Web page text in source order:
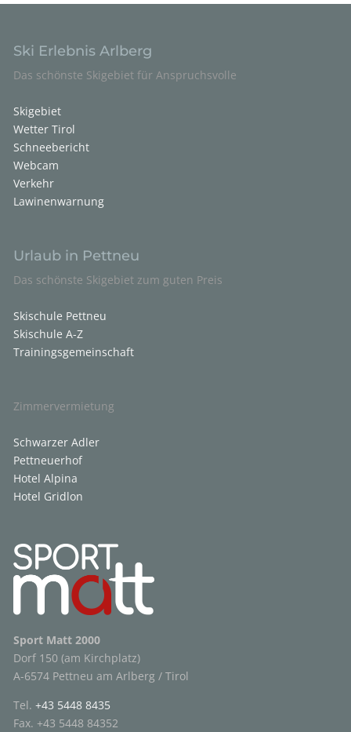
Ski Erlebnis Arlberg
Das schönste Skigebiet für Anspruchsvolle
Skigebiet
Wetter Tirol
Schneebericht
Webcam
Verkehr
Lawinenwarnung
Urlaub in Pettneu
Das schönste Skigebiet zum guten Preis
Skischule Pettneu
Skischule A-Z
Trainingsgemeinschaft
Zimmervermietung
Schwarzer Adler
Pettneuerhof
Hotel Alpina
Hotel Gridlon
Sport Matt 2000
Dorf 150 (am Kirchplatz)
A-6574 Pettneu am Arlberg / Tirol
Tel.+43 5448 8435
Fax. +43 5448 84352